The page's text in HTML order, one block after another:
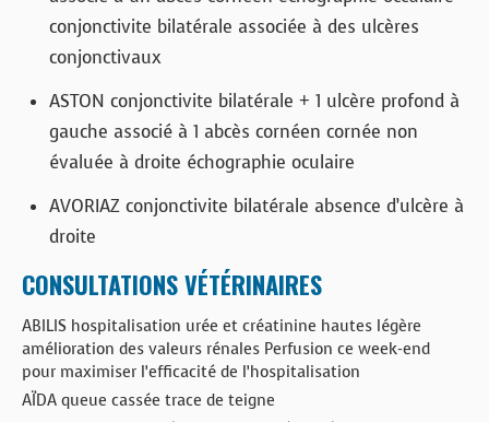
conjonctivite bilatérale associée à des ulcères
conjonctivaux
ASTON conjonctivite bilatérale + 1 ulcère profond à
gauche associé à 1 abcès cornéen cornée non
évaluée à droite échographie oculaire
AVORIAZ conjonctivite bilatérale absence d’ulcère à
droite
CONSULTATIONS VÉTÉRINAIRES
ABILIS hospitalisation urée et créatinine hautes légère
amélioration des valeurs rénales Perfusion ce week-end
pour maximiser l’efficacité de l’hospitalisation
AÏDA queue cassée trace de teigne